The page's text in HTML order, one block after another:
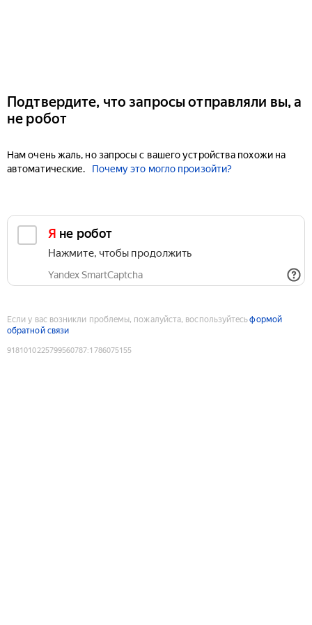
Подтвердите, что запросы отправляли вы, а
не робот
Нам очень жаль, но запросы с вашего устройства похожи на
автоматические.
Почему это могло произойти?
Я не робот
Нажмите, чтобы продолжить
Yandex SmartCaptcha
Если у вас возникли проблемы, пожалуйста, воспользуйтесьформой
обратной связи
9181010225799560787:1786075155